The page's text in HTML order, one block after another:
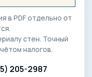
в PDF отдельно от
стен. Точный
налогов.
205-2987